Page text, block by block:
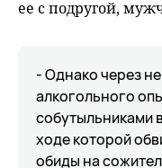
ее с подругой,
- Однако через
алкогольного
собутыльниками
ходе которой
обиды на